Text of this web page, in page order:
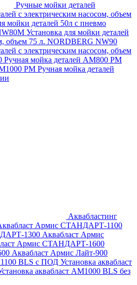
Ручные мойки деталей
с электрическим насосом, объем
мойки деталей 50л с пневмо
Установка для мойки деталей
объем 75 л. NORDBERG NW90
с электрическим насосом, объем
Ручная мойка деталей АМ800 РМ
РМ Ручная мойка деталей
Аквабластинг
Армис СТАНДАРТ-1100
1300 Аквабласт Армис
Армис СТАНДАРТ-1600
Аквабласт Армис Лайт-900
BLS с ПОД Установка аквабласт
аквабласт AM1000 BLS без